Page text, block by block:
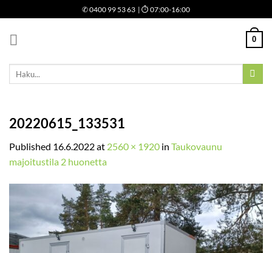
to
content
✆0400 99 53 63 | ⏱ 07:00-16:00
0
Etsi:
20220615_133531
Published 16.6.2022at 2560 × 1920 in Taukovaunu
majoitustila 2 huonetta